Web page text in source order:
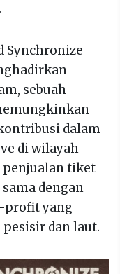
Synchronize
sebuah
dalam
di wilayah
penjualan tiket
dengan
profit yang
dan laut.